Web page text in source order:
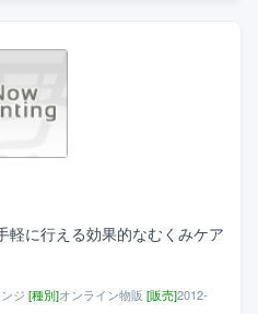
軽に行える効果的なむくみケア
ジ [種別]オンライン物販 [販売]2012-